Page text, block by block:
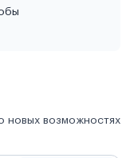
новых возможностях